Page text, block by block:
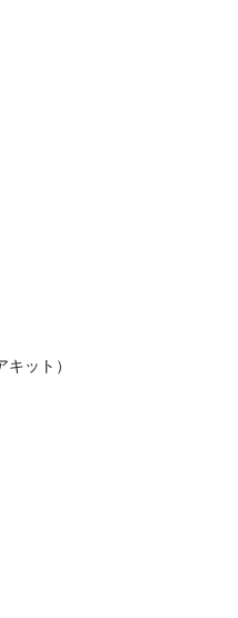
ット）